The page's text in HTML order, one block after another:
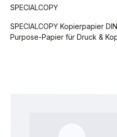
SPECIALCOPY
SPECIALCOPY Kopierpapier
Purpose-Papier für Druck &